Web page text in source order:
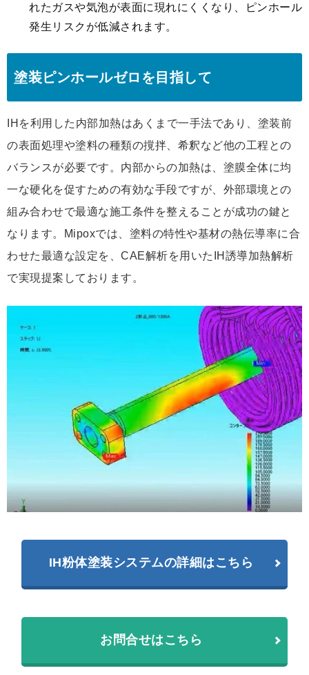
れたガスや気泡が表面に現れにくくなり、ピンホール
発生リスクが低減されます。
塗装ピンホールゼロを目指して
IHを利用した内部加熱はあくまで一手法であり、塗装前
の表面処理や塗料の種類の撹拌、希釈など他の工程との
バランスが必要です。内部からの加熱は、塗膜全体に均
一な硬化を促すための有効な手段ですが、外部環境との
組み合わせで最適な施工条件を整えることが成功の鍵と
なります。Mipoxでは、塗料の特性や基材の熱伝導率に合
わせた最適な設定を、CAE解析を用いたIH誘導加熱解析
で実現提案しております。
IH粉体塗装システムの詳細はこちら
お問合せはこちら